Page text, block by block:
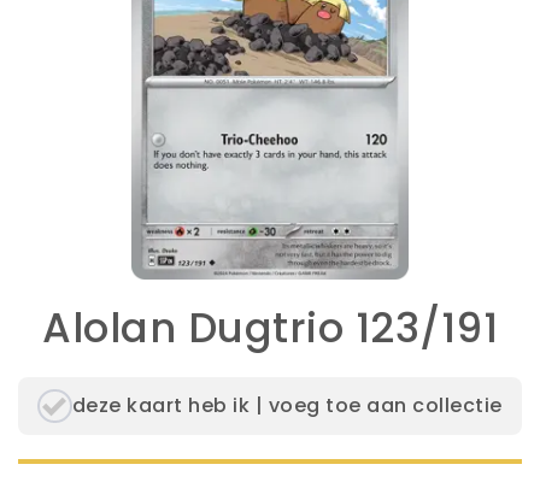
Alolan Dugtrio 123/191
deze kaart heb ik | voeg toe aan collectie